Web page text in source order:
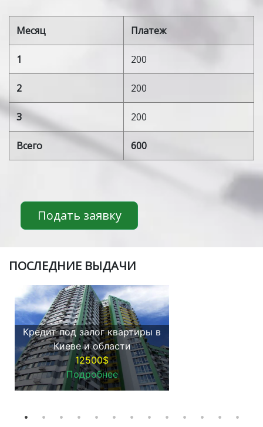
Месяц Платеж
1 200
2 200
3 200
Всего 600
Подать заявку
ПOСЛЕДНИЕ ВЫДАЧИ
Кредит под залог квартиры в
Киеве и области
12500$
Подробнее